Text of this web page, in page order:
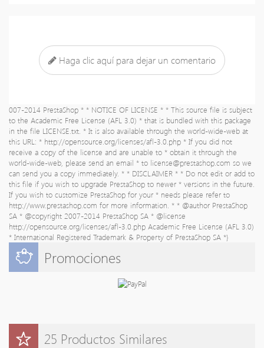
Haga clic aquí para dejar un comentario
007-2014 PrestaShop * * NOTICE OF LICENSE * * This source file is subject
to the Academic Free License (AFL 3.0) * that is bundled with this package
in the file LICENSE.txt. * It is also available through the world-wide-web at
this URL: * http://opensource.org/licenses/afl-3.0.php * If you did not
receive a copy of the license and are unable to * obtain it through the
world-wide-web, please send an email * to license@prestashop.com so we
can send you a copy immediately. * * DISCLAIMER * * Do not edit or add to
this file if you wish to upgrade PrestaShop to newer * versions in the future.
If you wish to customize PrestaShop for your * needs please refer to
http://www.prestashop.com for more information. * * @author PrestaShop
SA * @copyright 2007-2014 PrestaShop SA * @license
http://opensource.org/licenses/afl-3.0.php Academic Free License (AFL 3.0)
* International Registered Trademark & Property of PrestaShop SA *}
Promociones
25 Productos Similares